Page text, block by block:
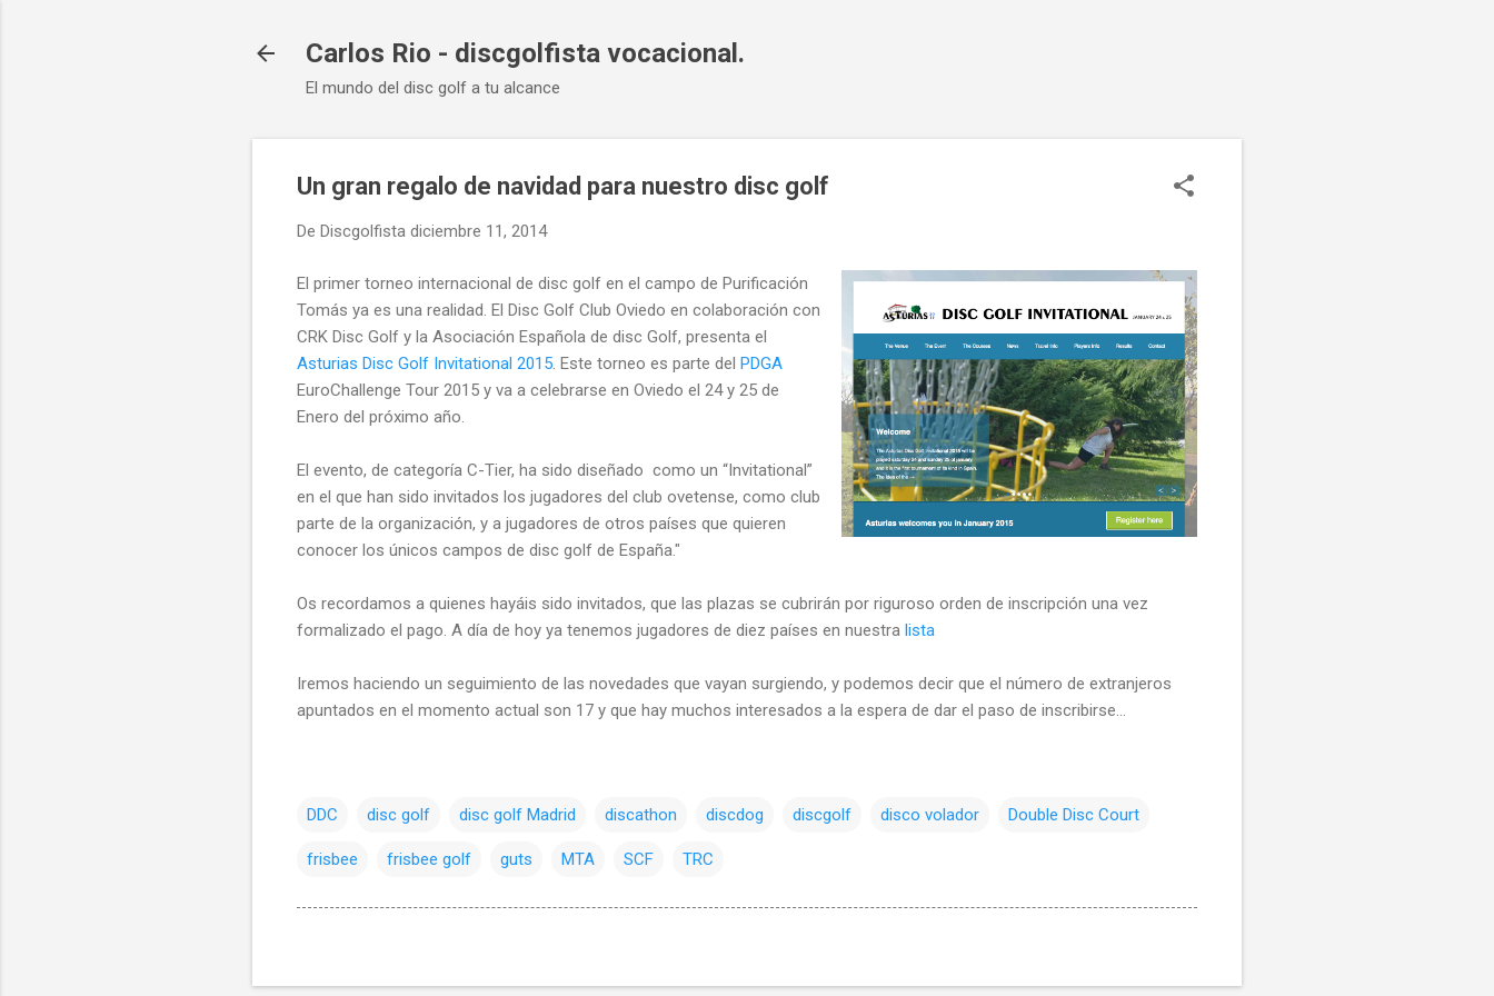
Carlos Rio - discgolfista vocacional.
El mundo del disc golf a tu alcance
Un gran regalo de navidad para nuestro disc golf
De Discgolfista diciembre 11, 2014
El primer torneo internacional de disc golf en el campo de Purificación
Tomás ya es una realidad. El Disc Golf Club Oviedo en colaboración con
CRK Disc Golf y la Asociación Española de disc Golf, presenta el
Asturias Disc Golf Invitational 2015 . Este torneo es parte del PDGA
EuroChallenge Tour 2015 y va a celebrarse en Oviedo el 24 y 25 de
Enero del próximo año.
El evento, de categoría C-Tier, ha sido diseñado como un “Invitational”
en el que han sido invitados los jugadores del club ovetense, como club
parte de la organización, y a jugadores de otros países que quieren
conocer los únicos campos de disc golf de España."
Os recordamos a quienes hayáis sido invitados, que las plazas se cubrirán por riguroso orden de inscripción una vez
formalizado el pago. A día de hoy ya tenemos jugadores de diez países en nuestra lista
Iremos haciendo un seguimiento de las novedades que vayan surgiendo, y podemos decir que el número de extranjeros
apuntados en el momento actual son 17 y que hay muchos interesados a la espera de dar el paso de inscribirse...
DDC disc golf disc golf Madrid discathon discdog discgolf disco volador Double Disc Court
frisbee frisbee golf guts MTA SCF TRC